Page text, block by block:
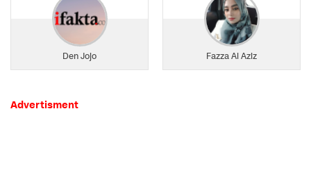
Den Jojo Fazza Al Aziz
Advertisment